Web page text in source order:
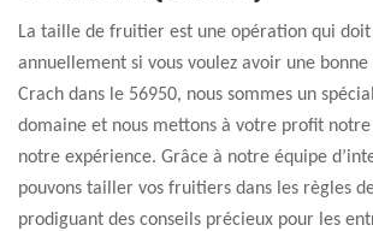
La taille de fruitier est une opération qui
annuellement si vous voulez avoir une
Crach dans le 56950, nous sommes un
domaine et nous mettons à votre profit
notre expérience. Grâce à notre équipe
pouvons tailler vos fruitiers dans les règles
prodiguant des conseils précieux pour les